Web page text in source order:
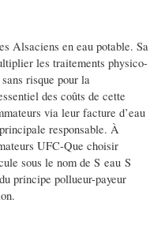
Alsaciens en eau potable. Sa
les traitements physico-
risque pour la
des coûts de cette
via leur facture d’eau
responsable. À
UFC-Que choisir
sous le nom de S eau S
principe pollueur-payeur